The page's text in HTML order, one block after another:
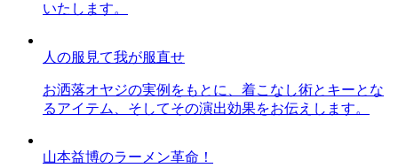
いたします。
人の服見て我が服直せ
お洒落オヤジの実例をもとに、着こなし術とキーとな
るアイテム、そしてその演出効果をお伝えします。
山本益博のラーメン革命！